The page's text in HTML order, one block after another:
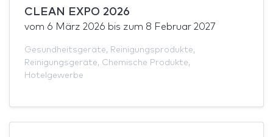
CLEAN EXPO 2026
vom 6 März 2026 bis zum 8 Februar 2027
Gesundheitsgeräte, Reinigungsprodukte,
Reinigungsgeräte, Chemische Produkte,
Hotelgewerbe